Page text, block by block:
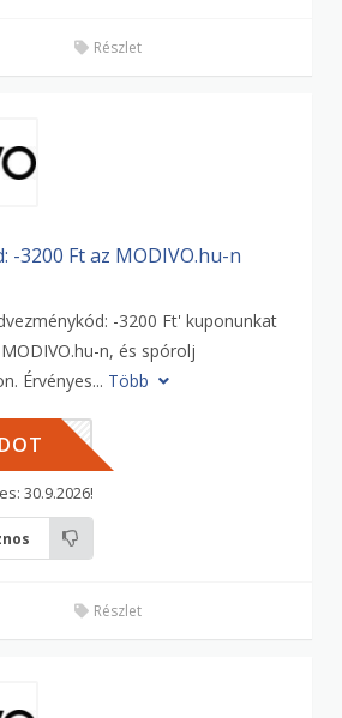
Részlet
-3200 Ft az MODIVO.hu-n
-3200 Ft' kuponunkat
n, és spórolj
Érvényes... Több
00HU
30.9.2026!
Részlet